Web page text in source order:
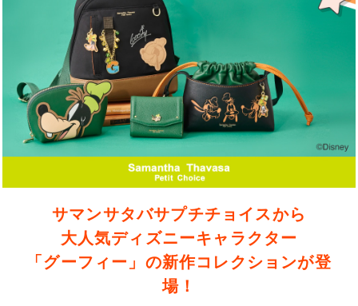
サマンサタバサプチチョイスから
大人気ディズニーキャラクター
「グーフィー」の新作コレクションが登
場！